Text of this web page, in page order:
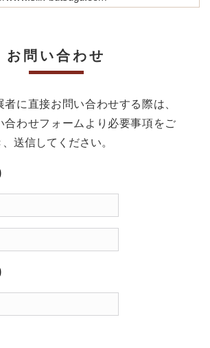
お問い合わせ
者に直接お問い合わせする際は、
合わせフォームより必要事項をご
送信してください。